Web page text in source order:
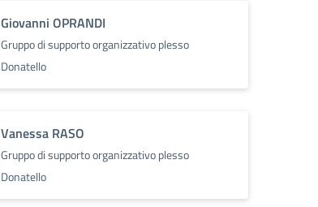
Giovanni OPRANDI
Gruppo di supporto organizzativo plesso
Donatello
Vanessa RASO
Gruppo di supporto organizzativo plesso
Donatello